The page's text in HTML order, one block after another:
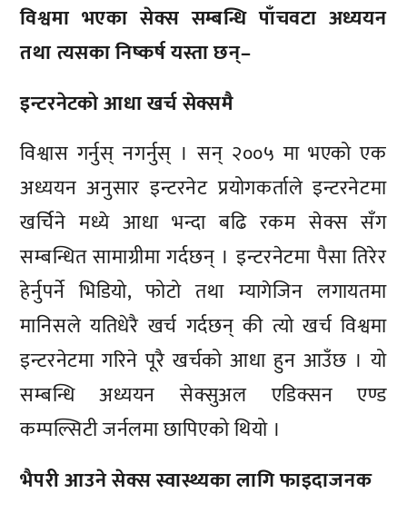
विश्वमा भएका सेक्स सम्बन्धि पाँचवटा अध्ययन
तथा त्यसका निष्कर्ष यस्ता छन्–
इन्टरनेटको आधा खर्च सेक्समै
विश्वास गर्नुस् नगर्नुस् । सन् २००५ मा भएको एक
अध्ययन अनुसार इन्टरनेट प्रयोगकर्ताले इन्टरनेटमा
खर्चिने मध्ये आधा भन्दा बढि रकम सेक्स सँग
सम्बन्धित सामाग्रीमा गर्दछन् । इन्टरनेटमा पैसा तिरेर
हेर्नुपर्ने भिडियो, फोटो तथा म्यागेजिन लगायतमा
मानिसले यतिधेरै खर्च गर्दछन् की त्यो खर्च विश्वमा
इन्टरनेटमा गरिने पूरै खर्चको आधा हुन आउँछ । यो
सम्बन्धि अध्ययन सेक्सुअल एडिक्सन एण्ड
कम्पल्सिटी जर्नलमा छापिएको थियो ।
भैपरी आउने सेक्स स्वास्थ्यका लागि फाइदाजनक